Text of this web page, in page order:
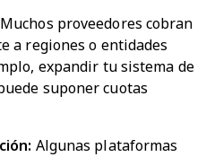
Muchos proveedores cobran
a regiones o entidades
expandir tu sistema de
suponer cuotas
Algunas plataformas